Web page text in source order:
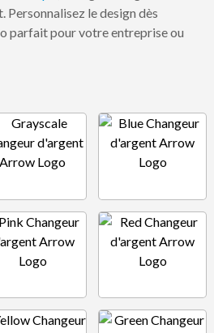
le design dès
parfait pour votre entreprise ou